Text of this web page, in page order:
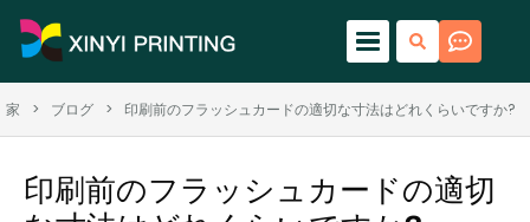
家 > ブログ > 印刷前のフラッシュカードの適切な寸法はどれくらいですか?
印刷前のフラッシュカードの適切